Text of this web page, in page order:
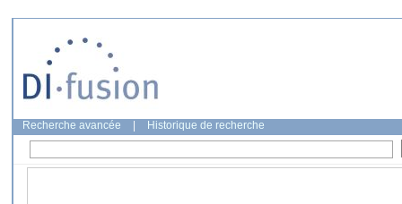
Recherche avancée Historique de recherche